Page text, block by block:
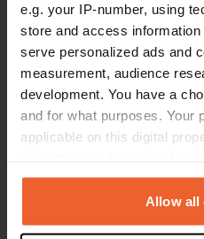
e.g. your IP-number, using
store and access
serve personalized ads and
measurement, audience
development. You have a
and for what purposes. Your
applicable on this digital
any time from the Cookie
the Privacy trigger icon.Allow all
Es-tu
Contact